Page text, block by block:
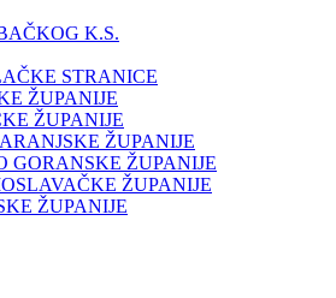
K.S.
STRANICE
ŽUPANIJE
ŽUPANIJE
ŽUPANIJE
GORANSKE ŽUPANIJE
ŽUPANIJE
ŽUPANIJE